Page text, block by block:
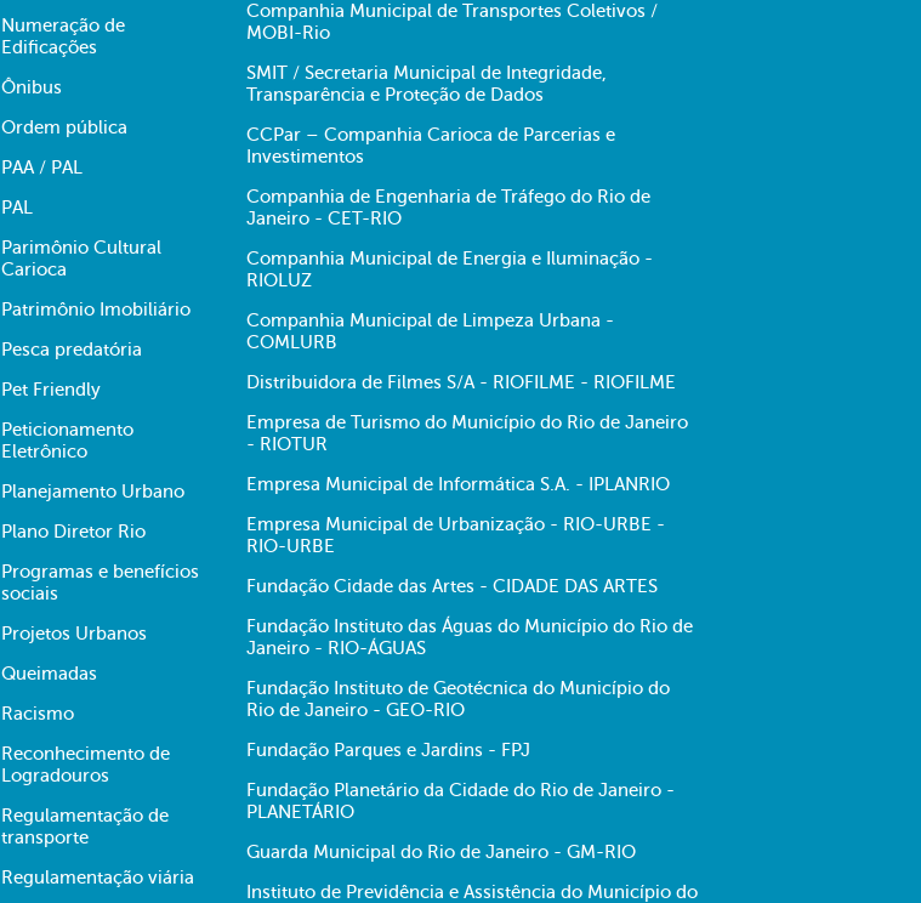
Numeração de
Edificações
Ônibus
Ordem pública
PAA / PAL
PAL
Parimônio Cultural
Carioca
Patrimônio Imobiliário
Pesca predatória
Pet Friendly
Peticionamento
Eletrônico
Planejamento Urbano
Plano Diretor Rio
Programas e benefícios
sociais
Projetos Urbanos
Queimadas
Racismo
Reconhecimento de
Logradouros
Regulamentação de
transporte
Regulamentação viária
Companhia Municipal de Transportes Coletivos /
MOBI-Rio
SMIT / Secretaria Municipal de Integridade,
Transparência e Proteção de Dados
CCPar – Companhia Carioca de Parcerias e
Investimentos
Companhia de Engenharia de Tráfego do Rio de
Janeiro - CET-RIO
Companhia Municipal de Energia e Iluminação -
RIOLUZ
Companhia Municipal de Limpeza Urbana -
COMLURB
Distribuidora de Filmes S/A - RIOFILME - RIOFILME
Empresa de Turismo do Município do Rio de Janeiro
- RIOTUR
Empresa Municipal de Informática S.A. - IPLANRIO
Empresa Municipal de Urbanização - RIO-URBE -
RIO-URBE
Fundação Cidade das Artes - CIDADE DAS ARTES
Fundação Instituto das Águas do Município do Rio de
Janeiro - RIO-ÁGUAS
Fundação Instituto de Geotécnica do Município do
Rio de Janeiro - GEO-RIO
Fundação Parques e Jardins - FPJ
Fundação Planetário da Cidade do Rio de Janeiro -
PLANETÁRIO
Guarda Municipal do Rio de Janeiro - GM-RIO
Instituto de Previdência e Assistência do Município do